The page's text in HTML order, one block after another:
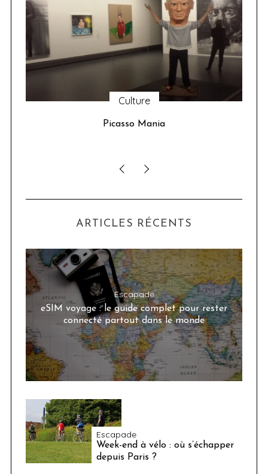
Culture
Picasso Mania
ARTICLES RÉCENTS
Escapade
eSIM voyage : le guide complet pour rester
connecté partout dans le monde
Escapade
Week-end à vélo : où s’échapper
depuis Paris ?